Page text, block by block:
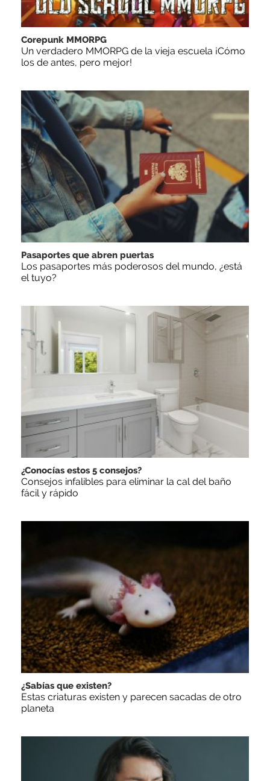
Corepunk MMORPG
Un verdadero MMORPG de la vieja escuela ¡Cómo
los de antes, pero mejor!
Pasaportes que abren puertas
Los pasaportes más poderosos del mundo, ¿está
el tuyo?
¿Conocías estos 5 consejos?
Consejos infalibles para eliminar la cal del baño
fácil y rápido
¿Sabías que existen?
Estas criaturas existen y parecen sacadas de otro
planeta